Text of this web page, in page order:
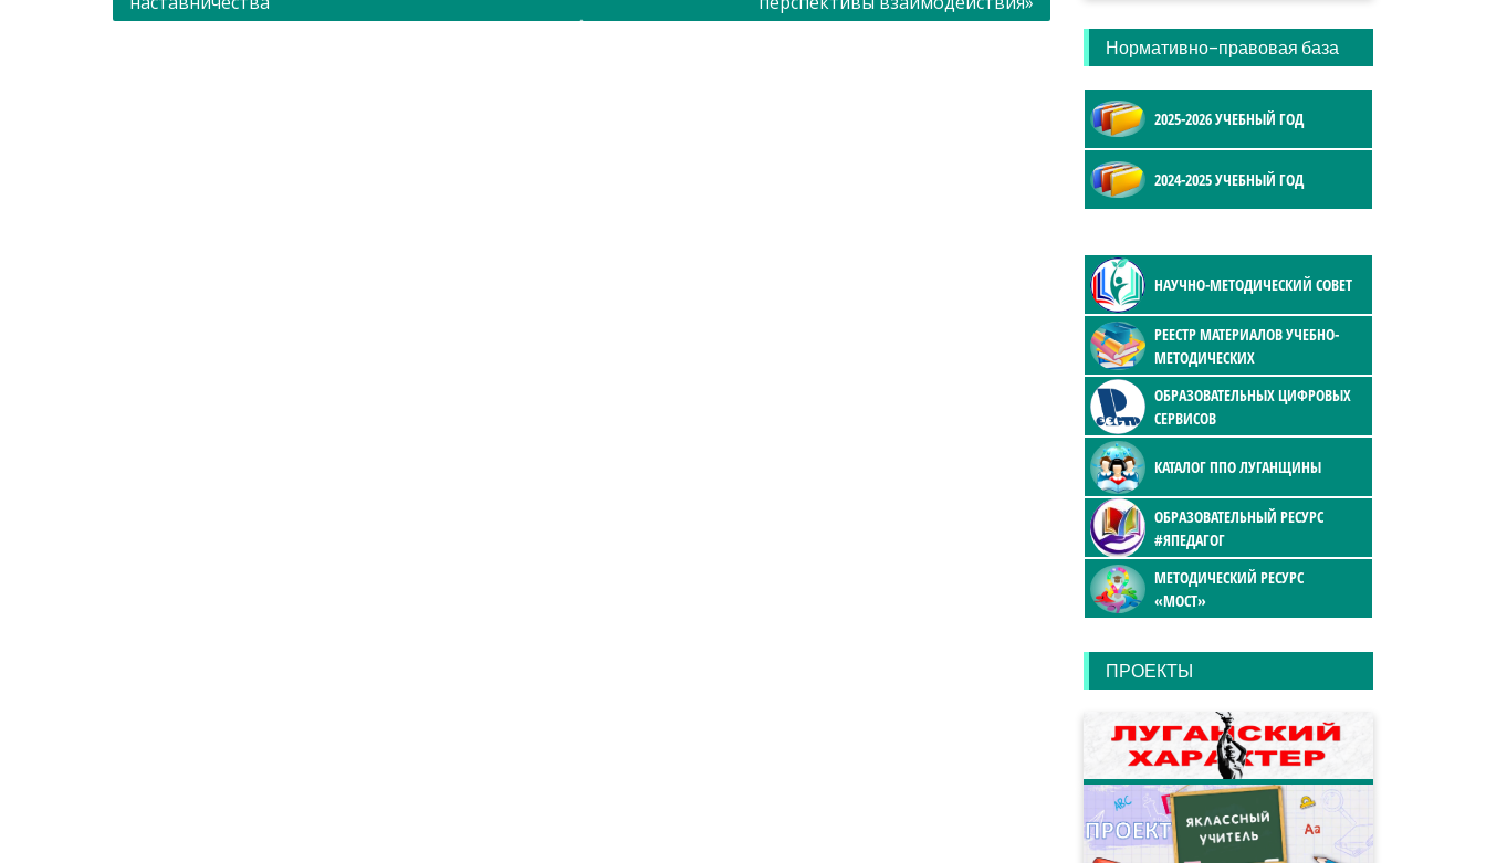
записям
Нормативно-правовая база
2025-2026 УЧЕБНЫЙ ГОД
2024-2025 УЧЕБНЫЙ ГОД
НАУЧНО-МЕТОДИЧЕСКИЙ СОВЕТ
РЕЕСТР МАТЕРИАЛОВ УЧЕБНО-
МЕТОДИЧЕСКИХ
ОБРАЗОВАТЕЛЬНЫХ ЦИФРОВЫХ
СЕРВИСОВ
КАТАЛОГ ППО ЛУГАНЩИНЫ
ОБРАЗОВАТЕЛЬНЫЙ РЕСУРС
#ЯПЕДАГОГ
МЕТОДИЧЕСКИЙ РЕСУРС
«МОСТ»
ПРОЕКТЫ